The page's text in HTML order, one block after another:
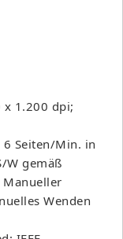
x 1.200 dpi;
Seiten/Min. in
W gemäß
Manueller
Wenden